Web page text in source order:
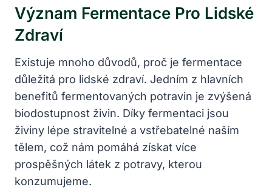
Význam Fermentace Pro Lidské
Zdraví
Existuje mnoho důvodů, proč je fermentace
důležitá pro lidské zdraví. Jedním z hlavních
benefitů fermentovaných potravin je zvýšená
biodostupnost živin. Díky fermentaci jsou
živiny lépe stravitelné a vstřebatelné naším
tělem, což nám pomáhá získat více
prospěšných látek z potravy, kterou
konzumujeme.